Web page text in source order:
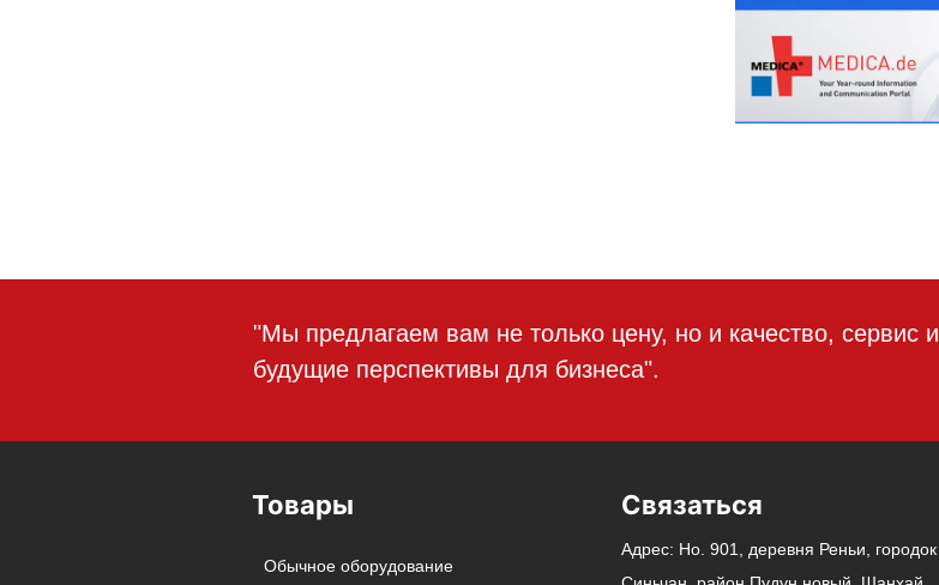
"Мы предлагаем вам не только цену, но и качество, сервис и
будущие перспективы для бизнеса".
Товары
Обычное оборудование
Связаться
Адрес: Но. 901, деревня Реньи, городок